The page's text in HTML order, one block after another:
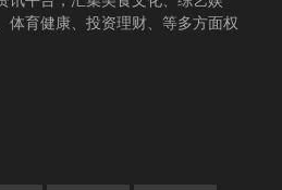
体育健康、投资理财、等多方面权